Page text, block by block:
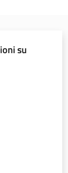
su